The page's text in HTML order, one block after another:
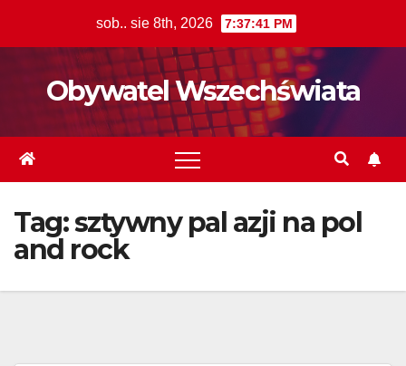
sob.. sie 8th, 2026 7:37:42 PM
Obywatel Wszechświata
Tag:sztywny pal azji na pol
and rock